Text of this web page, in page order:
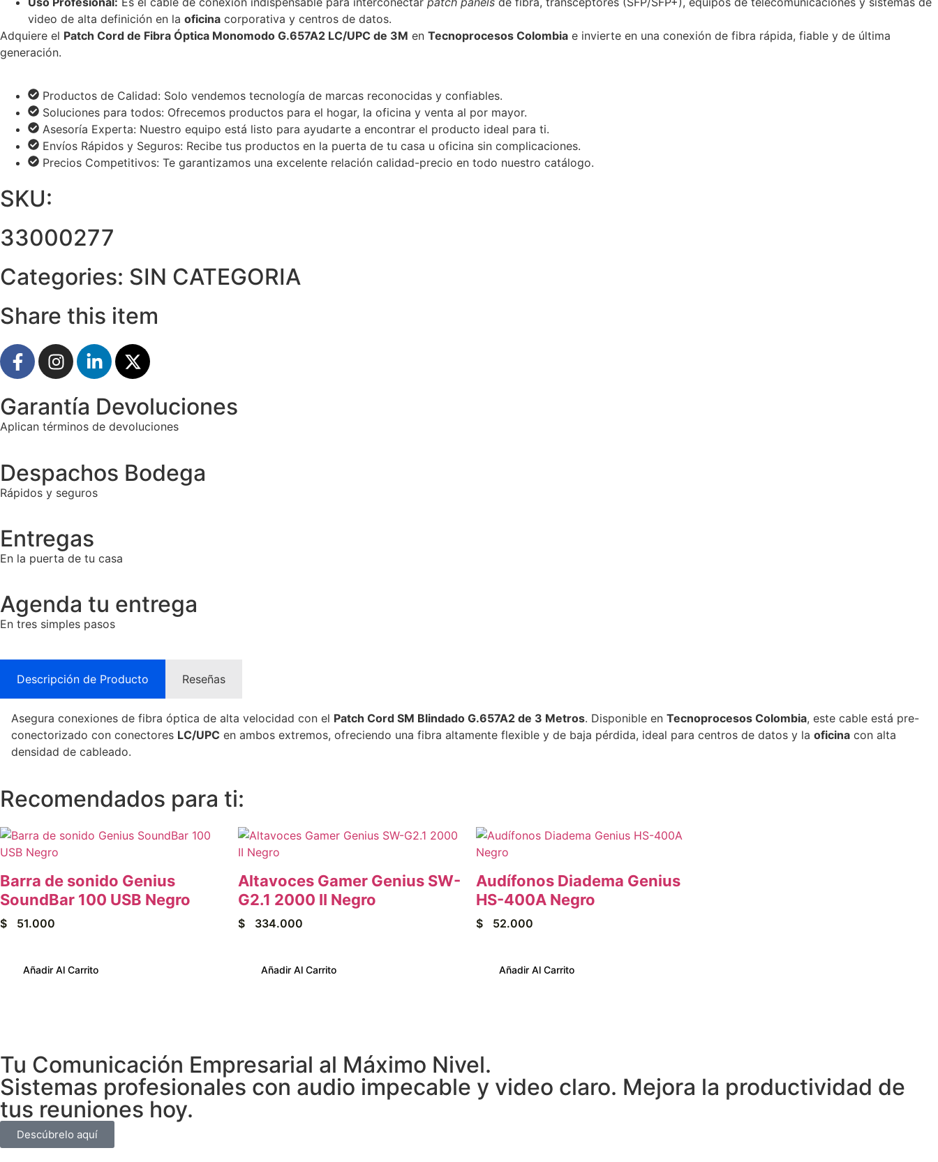
video de alta definición en la oficina corporativa y centros de datos.
Adquiere el Patch Cord de Fibra Óptica Monomodo G.657A2 LC/UPC de 3M en Tecnoprocesos Colombia e invierte en una conexión de fibra rápida, fiable y de última
generación.
Productos de Calidad: Solo vendemos tecnología de marcas reconocidas y confiables.
Soluciones para todos: Ofrecemos productos para el hogar, la oficina y venta al por mayor.
Asesoría Experta: Nuestro equipo está listo para ayudarte a encontrar el producto ideal para ti.
Envíos Rápidos y Seguros: Recibe tus productos en la puerta de tu casa u oficina sin complicaciones.
Precios Competitivos: Te garantizamos una excelente relación calidad-precio en todo nuestro catálogo.
SKU:
33000277
Categories: SIN CATEGORIA
Share this item
Garantía Devoluciones
Aplican términos de devoluciones
Despachos Bodega
Rápidos y seguros
Entregas
En la puerta de tu casa
Agenda tu entrega
En tres simples pasos
Descripción de Producto Reseñas
Asegura conexiones de fibra óptica de alta velocidad con el Patch Cord SM Blindado G.657A2 de 3 Metros. Disponible en Tecnoprocesos Colombia, este cable está pre-
conectorizado con conectores LC/UPC en ambos extremos, ofreciendo una fibra altamente flexible y de baja pérdida, ideal para centros de datos y la oficina con alta
densidad de cableado.
Recomendados para ti:
Barra de sonido Genius
SoundBar 100 USB Negro
$ 51.000
Añadir Al Carrito
Altavoces Gamer Genius SW-
G2.1 2000 II Negro
$ 334.000
Añadir Al Carrito
Audífonos Diadema Genius
HS-400A Negro
$ 52.000
Añadir Al Carrito
Tu Comunicación Empresarial al Máximo Nivel.
Sistemas profesionales con audio impecable y video claro. Mejora la productividad de
tus reuniones hoy.
Descúbrelo aquí